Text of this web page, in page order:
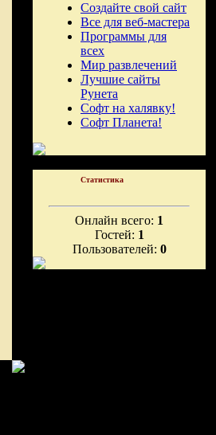
Создайте свой сайт
Все для веб-мастера
Программы для
всех
Мир развлечений
Лучшие сайты
Рунета
Софт на халявку!
Софт Планета!
Статистика
Онлайн всего: 1
Гостей: 1
Пользователей: 0